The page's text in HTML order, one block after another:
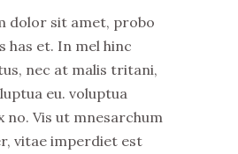
dolor sit amet, probo
has et. In mel hinc
nec at malis tritani,
eu. voluptua
no. Vis ut mnesarchum
vitae imperdiet est